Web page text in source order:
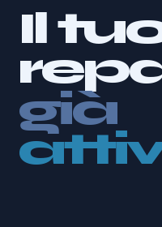
Il
già
con